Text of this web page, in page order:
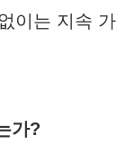
이는 지속 가
가?